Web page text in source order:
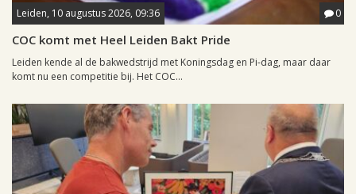
Leiden, 10 augustus 2026, 09:36 0
COC komt met Heel Leiden Bakt Pride
Leiden kende al de bakwedstrijd met Koningsdag en Pi-dag, maar daar
komt nu een competitie bij. Het COC...